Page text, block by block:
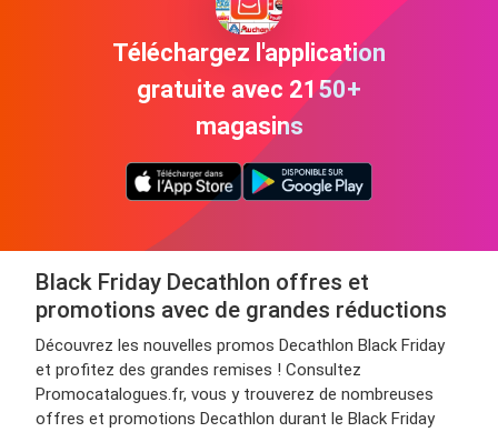
Téléchargez l'application
gratuite avec 2150+
magasins
Black Friday Decathlon offres et
promotions avec de grandes réductions
Découvrez les nouvelles promos Decathlon Black Friday
et profitez des grandes remises ! Consultez
Promocatalogues.fr, vous y trouverez de nombreuses
offres et promotions Decathlon durant le Black Friday